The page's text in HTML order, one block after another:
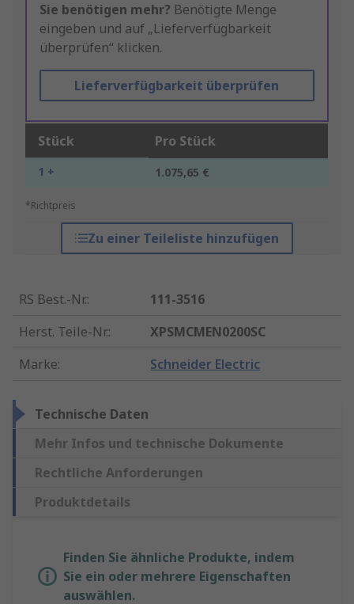
Sie benötigen mehr? Benötigte Menge
eingeben und auf „Lieferverfügbarkeit
überprüfen“ klicken.
Lieferverfügbarkeit überprüfen
Stück Pro Stück
1 + 1.075,65 €
*Richtpreis
Zu einer Teileliste hinzufügen
RS Best.-Nr.:
111-3516
Herst. Teile-Nr.:
XPSMCMEN0200SC
Marke: Schneider Electric
Technische Daten
Mehr Infos und technische Dokumente
Rechtliche Anforderungen
Produktdetails
Finden Sie ähnliche Produkte, indem
Sie ein oder mehrere Eigenschaften
auswählen.